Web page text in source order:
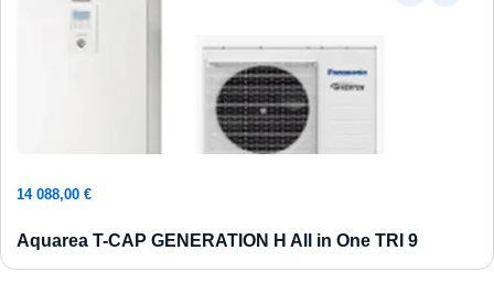
14 088,00 €
Aquarea T-CAP GENERATION H All in One TRI 9